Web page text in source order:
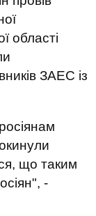
області
ЗАЕС із
що таким
-